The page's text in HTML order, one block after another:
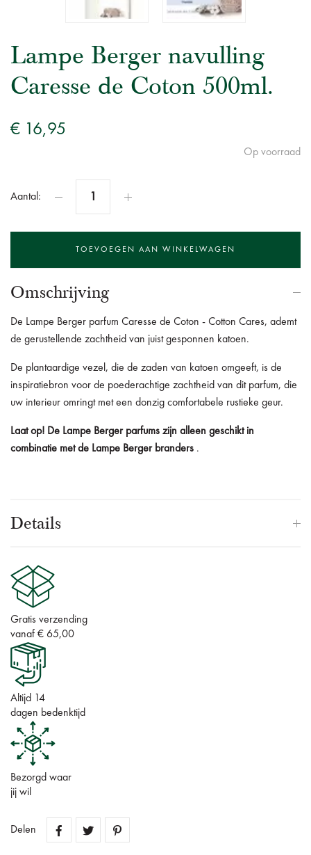
Lampe Berger navulling
Caresse de Coton 500ml.
€ 16,95
Op voorraad
Aantal:
Omschrijving
De Lampe Berger parfum Caresse de Coton - Cotton Cares, ademt
de gerustellende zachtheid van juist gesponnen katoen.
De plantaardige vezel, die de zaden van katoen omgeeft, is de
inspiratiebron voor de poederachtige zachtheid van dit parfum, die
uw interieur omringt met een donzig comfortabele rustieke geur.
Laat op! De Lampe Berger parfums zijn alleen geschikt in
combinatie met de Lampe Berger branders .
Details
Gratis verzending
vanaf € 65,00
Altijd 14
dagen bedenktijd
Bezorgd waar
jij wil
Delen